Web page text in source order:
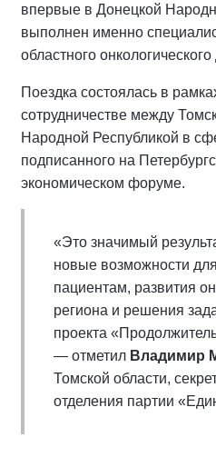
впервые в Донецкой
выполнен именно
областного
Поездка состоялась в
сотрудничестве между
Народной Республикой в
подписанного на
экономическом форуме.
«Это значимый
новые возможности
пациентам, развития
региона и решения
проекта
— отметил Владимир
Томской области,
отделения партии